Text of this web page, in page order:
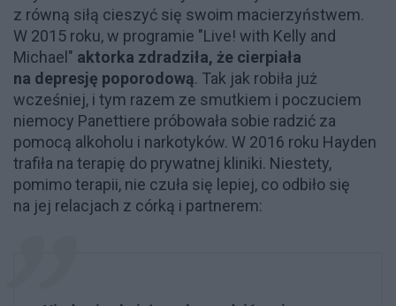
z równą siłą cieszyć się swoim macierzyństwem.
W 2015 roku, w programie "Live! with Kelly and
Michael" aktorka zdradziła, że cierpiała
na depresję poporodową. Tak jak robiła już
wcześniej, i tym razem ze smutkiem i poczuciem
niemocy Panettiere próbowała sobie radzić za
pomocą alkoholu i narkotyków. W 2016 roku Hayden
trafiła na terapię do prywatnej kliniki. Niestety,
pomimo terapii, nie czuła się lepiej, co odbiło się
na jej relacjach z córką i partnerem: